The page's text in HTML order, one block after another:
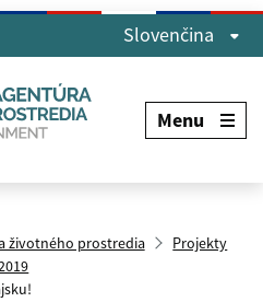
Slovenčina
Menu
životného prostredia
Projekty